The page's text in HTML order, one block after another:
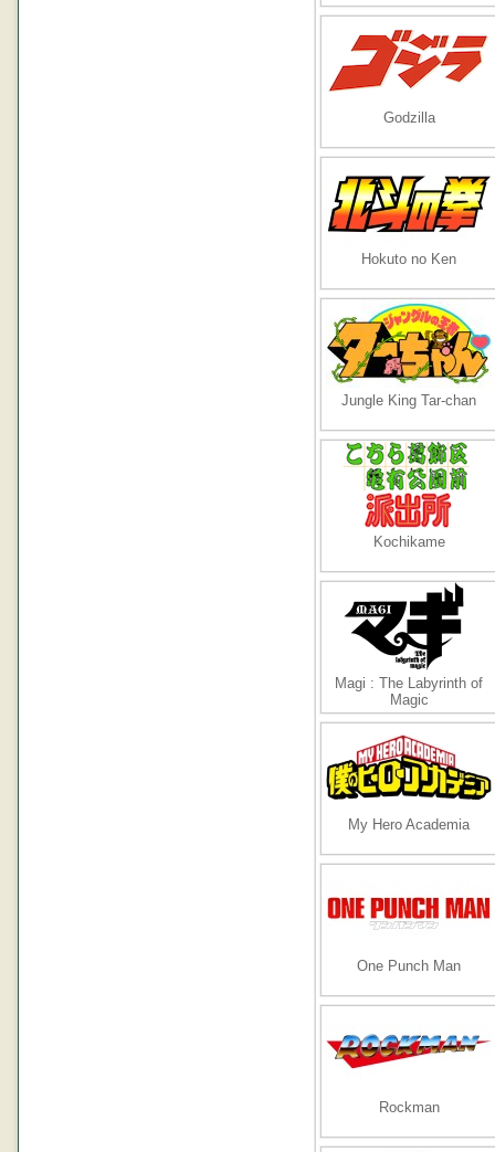
Godzilla
Hokuto no Ken
Jungle King Tar-chan
Kochikame
Magi : The Labyrinth of
Magic
My Hero Academia
One Punch Man
Rockman